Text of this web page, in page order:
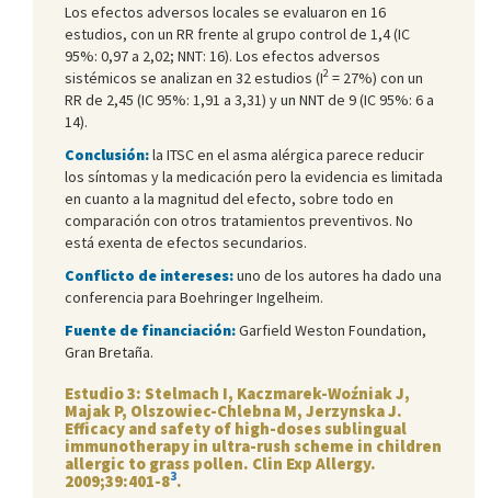
Los efectos adversos locales se evaluaron en 16
estudios, con un RR frente al grupo control de 1,4 (IC
95%: 0,97 a 2,02; NNT: 16). Los efectos adversos
sistémicos se analizan en 32 estudios (I2 = 27%) con un
RR de 2,45 (IC 95%: 1,91 a 3,31) y un NNT de 9 (IC 95%: 6 a
14).
Conclusión:la ITSC en el asma alérgica parece reducir
los síntomas y la medicación pero la evidencia es limitada
en cuanto a la magnitud del efecto, sobre todo en
comparación con otros tratamientos preventivos. No
está exenta de efectos secundarios.
Conflicto de intereses:uno de los autores ha dado una
conferencia para Boehringer Ingelheim.
Fuente de financiación:Garfield Weston Foundation,
Gran Bretaña.
Estudio 3: Stelmach I, Kaczmarek-Woźniak J,
Majak P, Olszowiec-Chlebna M, Jerzynska J.
Efficacy and safety of high-doses sublingual
immunotherapy in ultra-rush scheme in children
allergic to grass pollen. Clin Exp Allergy.
2009;39:401-83.